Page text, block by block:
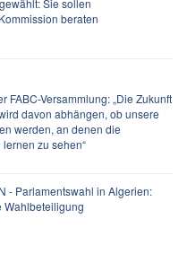
Sie sollen
beraten
FABC-Versammlung: „Die Zukunft
davon abhängen, ob unsere
werden, an denen die
zu sehen“
- Parlamentswahl in Algerien:
Wahlbeteiligung